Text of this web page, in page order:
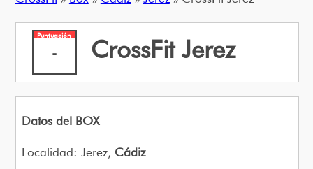
Puntuación
- CrossFit Jerez
Datos del BOX
Localidad: Jerez, Cádiz